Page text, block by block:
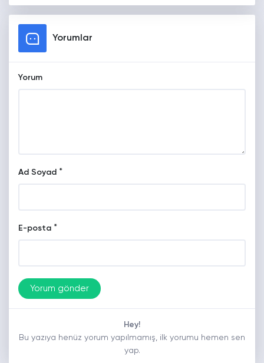
Yorumlar
Yorum
Ad Soyad *
E-posta *
Hey!
Bu yazıya henüz yorum yapılmamış, ilk yorumu hemen sen
yap.